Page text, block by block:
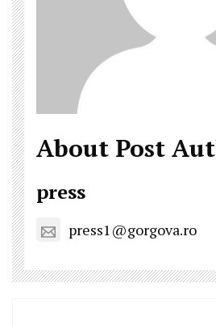
About Post
press
press1@gorgova.ro